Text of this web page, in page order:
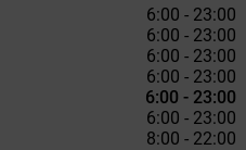
6:00 - 23:00
6:00 - 23:00
6:00 - 23:00
6:00 - 23:00
6:00 - 23:00
6:00 - 23:00
8:00 - 22:00